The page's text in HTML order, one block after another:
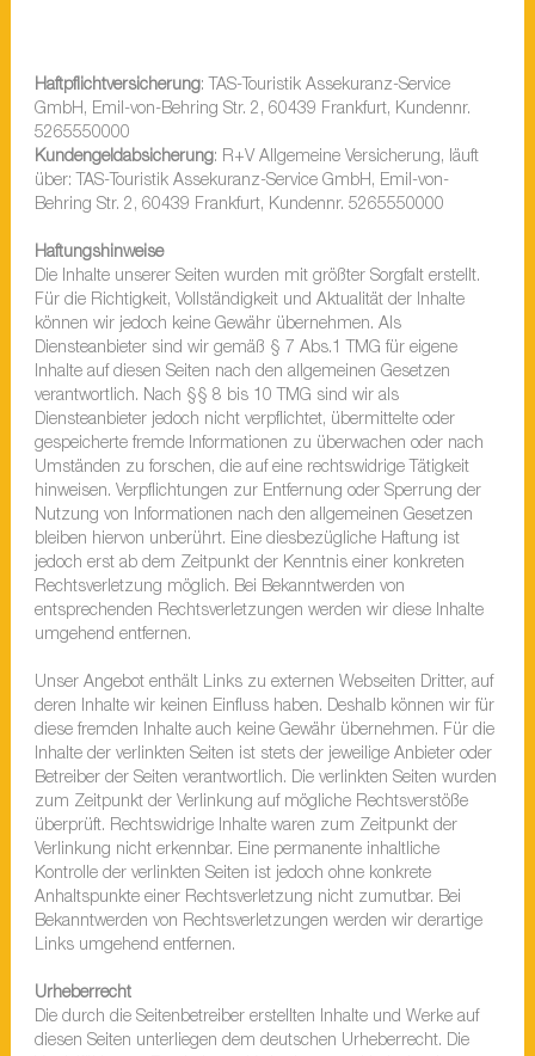
Haftpflichtversicherung: TAS-Touristik Assekuranz-Service
GmbH, Emil-von-Behring Str. 2, 60439 Frankfurt, Kundennr.
5265550000
Kundengeldabsicherung: R+V Allgemeine Versicherung, läuft
über: TAS-Touristik Assekuranz-Service GmbH, Emil-von-
Behring Str. 2, 60439 Frankfurt, Kundennr. 5265550000
Haftungshinweise
Die Inhalte unserer Seiten wurden mit größter Sorgfalt erstellt.
Für die Richtigkeit, Vollständigkeit und Aktualität der Inhalte
können wir jedoch keine Gewähr übernehmen. Als
Diensteanbieter sind wir gemäß § 7 Abs.1 TMG für eigene
Inhalte auf diesen Seiten nach den allgemeinen Gesetzen
verantwortlich. Nach §§ 8 bis 10 TMG sind wir als
Diensteanbieter jedoch nicht verpflichtet, übermittelte oder
gespeicherte fremde Informationen zu überwachen oder nach
Umständen zu forschen, die auf eine rechtswidrige Tätigkeit
hinweisen. Verpflichtungen zur Entfernung oder Sperrung der
Nutzung von Informationen nach den allgemeinen Gesetzen
bleiben hiervon unberührt. Eine diesbezügliche Haftung ist
jedoch erst ab dem Zeitpunkt der Kenntnis einer konkreten
Rechtsverletzung möglich. Bei Bekanntwerden von
entsprechenden Rechtsverletzungen werden wir diese Inhalte
umgehend entfernen.
Unser Angebot enthält Links zu externen Webseiten Dritter, auf
deren Inhalte wir keinen Einfluss haben. Deshalb können wir für
diese fremden Inhalte auch keine Gewähr übernehmen. Für die
Inhalte der verlinkten Seiten ist stets der jeweilige Anbieter oder
Betreiber der Seiten verantwortlich. Die verlinkten Seiten wurden
zum Zeitpunkt der Verlinkung auf mögliche Rechtsverstöße
überprüft. Rechtswidrige Inhalte waren zum Zeitpunkt der
Verlinkung nicht erkennbar. Eine permanente inhaltliche
Kontrolle der verlinkten Seiten ist jedoch ohne konkrete
Anhaltspunkte einer Rechtsverletzung nicht zumutbar. Bei
Bekanntwerden von Rechtsverletzungen werden wir derartige
Links umgehend entfernen.
Urheberrecht
Die durch die Seitenbetreiber erstellten Inhalte und Werke auf
diesen Seiten unterliegen dem deutschen Urheberrecht. Die